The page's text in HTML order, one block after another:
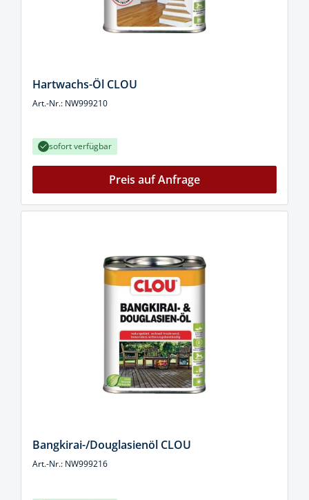
Hartwachs-Öl CLOU
Art.-Nr.: NW999210
sofort verfügbar
Preis auf Anfrage
Bangkirai-/Douglasienöl CLOU
Art.-Nr.: NW999216